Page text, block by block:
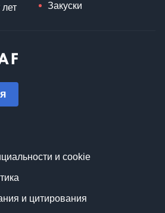
Закуски
и cookie
и цитирования